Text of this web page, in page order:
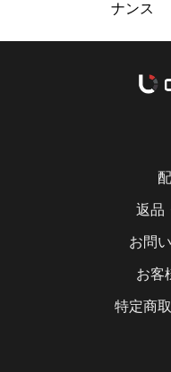
ナンス
返品
お問
お客
特定商